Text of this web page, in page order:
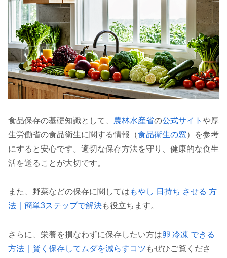
食品保存の基礎知識として、 農林水産省の公式サイト や厚
生労働省の食品衛生に関する情報（食品衛生の窓）を参考
にすると安心です。適切な保存方法を守り、健康的な食生
活を送ることが大切です。
また、野菜などの保存に関しては もやし 日持ち させる 方
法｜簡単3ステップで解決も役立ちます。
さらに、栄養を損なわずに保存したい方は卵 冷凍 できる
方法｜賢く保存してムダを減らすコツ もぜひご覧くださ